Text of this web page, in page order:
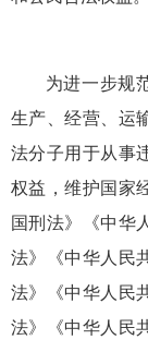
为进一步规
生产、经营、运
法分子用于从事
权益，维护国家
国刑法》《中华
法》《中华人民
法》《中华人民
法》《中华人民